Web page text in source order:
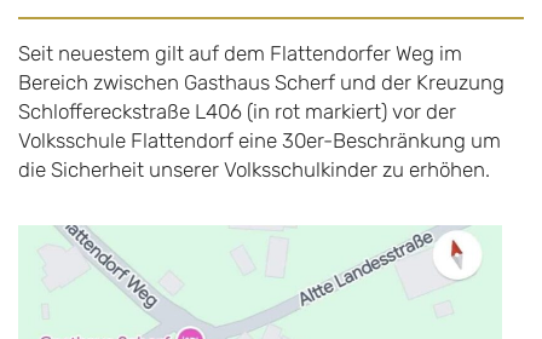
Seit neuestem gilt auf dem Flattendorfer Weg im
Bereich zwischen Gasthaus Scherf und der Kreuzung
Schloffereckstraße L406 (in rot markiert) vor der
Volksschule Flattendorf eine 30er-Beschränkung um
die Sicherheit unserer Volksschulkinder zu erhöhen.